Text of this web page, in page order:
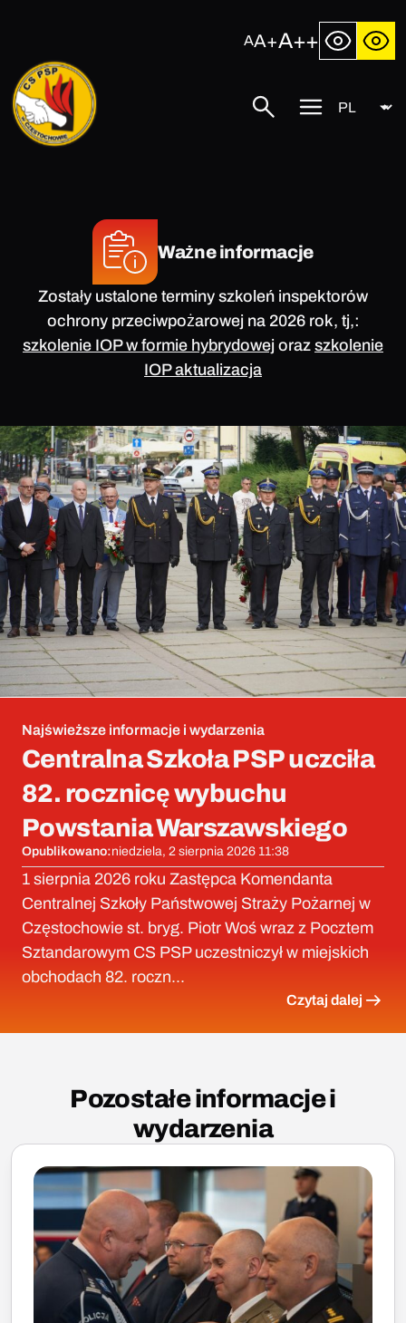
AA+A++
Centralna
Szkoła
Państwowej
SzukajPrzycisk
Język
Ważne informacje
Zostały ustalone terminy szkoleń inspektorów
ochrony przeciwpożarowej na 2026 rok, tj,:
szkolenie IOP w formie hybrydowej oraz szkolenie
IOP aktualizacja
Najświeższe informacje i wydarzenia
Centralna Szkoła PSP uczciła
82. rocznicę wybuchu
Powstania Warszawskiego
Opublikowano:niedziela, 2 sierpnia 2026 11:38
1 sierpnia 2026 roku Zastępca Komendanta
Centralnej Szkoły Państwowej Straży Pożarnej w
Częstochowie st. bryg. Piotr Woś wraz z Pocztem
Sztandarowym CS PSP uczestniczył w miejskich
obchodach 82. roczn...
Czytaj dalej
Pozostałe informacje i
wydarzenia